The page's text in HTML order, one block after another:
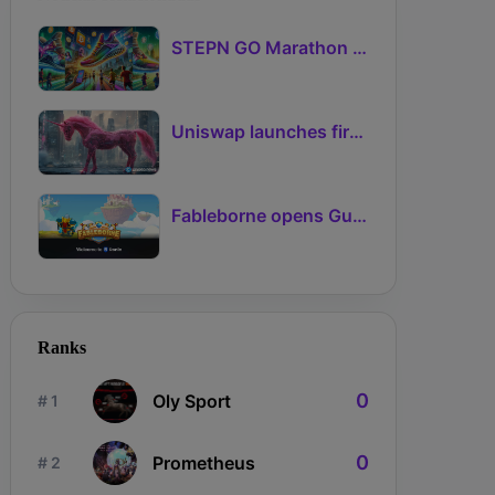
STEPN GO Marathon Challenge Season 3: Sign-Ups Live With Teams and Missed-Day Insurance
Uniswap launches first Robinhood Chain launchpad
Fableborne opens Guild signups for Season 5 as Guilds 2.0 lifts the prize pool to 95%
Ranks
# 1 Oly Sport 0
# 2 Prometheus 0